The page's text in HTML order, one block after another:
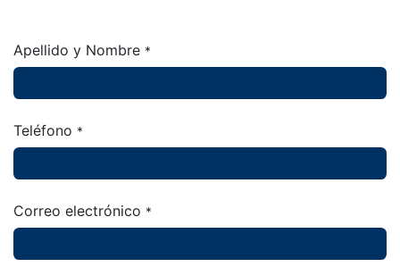
Apellido y Nombre *
Teléfono *
Correo electrónico *